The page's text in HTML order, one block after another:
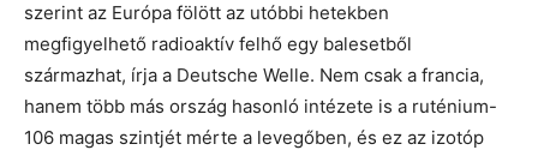
szerint az Európa fölött az utóbbi hetekben
megfigyelhető radioaktív felhő egy balesetből
származhat, írja a Deutsche Welle. Nem csak a francia,
hanem több más ország hasonló intézete is a ruténium-
106 magas szintjét mérte a levegőben, és ez az izotóp